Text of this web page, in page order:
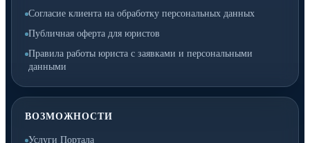
Согласие клиента на обработку персональных данных
Публичная оферта для юристов
Правила работы юриста с заявками и персональными
данными
ВОЗМОЖНОСТИ
Услуги Портала